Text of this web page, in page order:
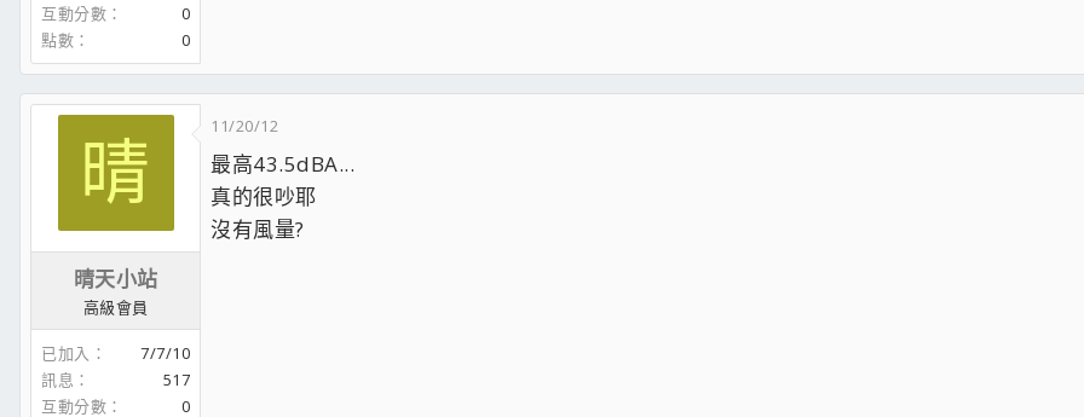
互動分數
0
點數
0
晴
晴天小站
高級會員
已加入
7/7/10
訊息
517
互動分數
0
11/20/12
最高43.5dBA...
真的很吵耶
沒有風量?